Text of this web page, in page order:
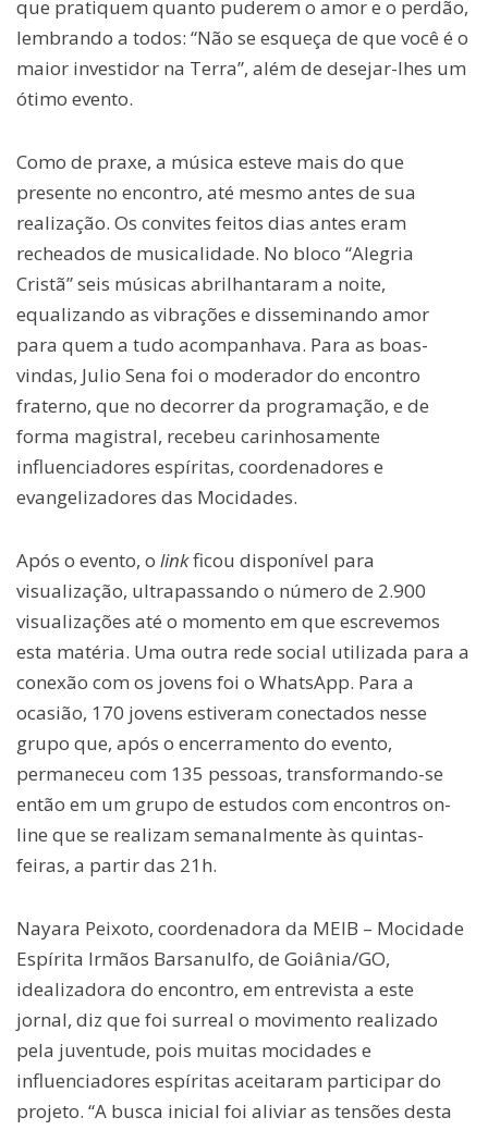
que pratiquem quanto puderem o amor e o perdão,
lembrando a todos: “Não se esqueça de que você é o
maior investidor na Terra”, além de desejar-lhes um
ótimo evento.
Como de praxe, a música esteve mais do que
presente no encontro, até mesmo antes de sua
realização. Os convites feitos dias antes eram
recheados de musicalidade. No bloco “Alegria
Cristã” seis músicas abrilhantaram a noite,
equalizando as vibrações e disseminando amor
para quem a tudo acompanhava. Para as boas-
vindas, Julio Sena foi o moderador do encontro
fraterno, que no decorrer da programação, e de
forma magistral, recebeu carinhosamente
influenciadores espíritas, coordenadores e
evangelizadores das Mocidades.
Após o evento, o linkficou disponível para
visualização, ultrapassando o número de 2.900
visualizações até o momento em que escrevemos
esta matéria. Uma outra rede social utilizada para a
conexão com os jovens foi o WhatsApp. Para a
ocasião, 170 jovens estiveram conectados nesse
grupo que, após o encerramento do evento,
permaneceu com 135 pessoas, transformando-se
então em um grupo de estudos com encontros on-
line que se realizam semanalmente às quintas-
feiras, a partir das 21h.
Nayara Peixoto, coordenadora da MEIB – Mocidade
Espírita Irmãos Barsanulfo, de Goiânia/GO,
idealizadora do encontro, em entrevista a este
jornal, diz que foi surreal o movimento realizado
pela juventude, pois muitas mocidades e
influenciadores espíritas aceitaram participar do
projeto. “A busca inicial foi aliviar as tensões desta